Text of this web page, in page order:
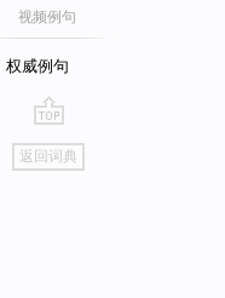
视频例句
权威例句
go
top
返回词典